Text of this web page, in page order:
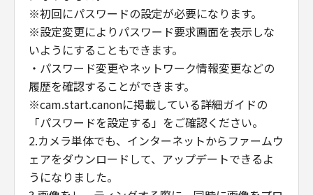
※初回にパスワードの設定が必要になります。
※設定変更によりパスワード要求画面を表示しな
いようにすることもできます。
・パスワード変更やネットワーク情報変更などの
履歴を確認することができます。
※cam.start.canonに掲載している詳細ガイドの
「パスワードを設定する」をご確認ください。
2.カメラ単体でも、インターネットからファームウ
ェアをダウンロードして、アップデートできるよ
うになりました。